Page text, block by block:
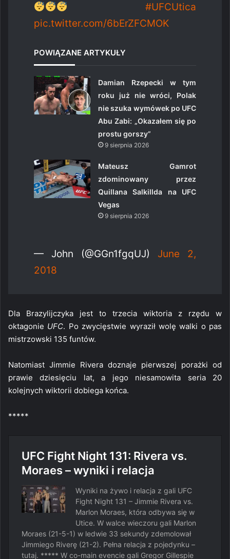
#UFCUtica
pic.twitter.com/6bErZFCMOK
POWIĄZANE ARTYKUŁY
Damian Rzepecki w tym
roku już nie wróci, Polak
nie szuka wymówek po UFC
Abu Zabi: „Okazałem się po
prostu gorszy”
9 sierpnia 2026
Mateusz Gamrot
zdominowany przez
Quillana Salkillda na UFC
Vegas
9 sierpnia 2026
— John (@GGn1fgqUJ) June 2,
2018
Dla Brazylijczyka jest to trzecia wiktoria z rzędu w
oktagonie UFC. Po zwycięstwie wyraził wolę walki o pas
mistrzowski 135 funtów.
Natomiast Jimmie Rivera doznaje pierwszej porażki od
prawie dziesięciu lat, a jego niesamowita seria 20
kolejnych wiktorii dobiega końca.
*****